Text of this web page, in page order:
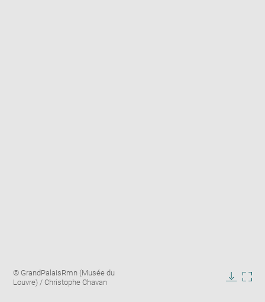
Image
caption:
© GrandPalaisRmn (Musée du
Louvre) / Christophe Chavan